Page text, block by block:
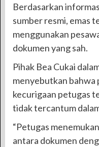
Berdasarkan
sumber resmi, emas
menggunakan
dokumen yang sah.
Pihak Bea Cukai
menyebutkan bahwa
kecurigaan petugas
tidak tercantum
“Petugas
antara dokumen